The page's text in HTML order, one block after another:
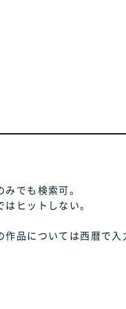
でも検索可。
ヒットしない。
作品については西暦で入